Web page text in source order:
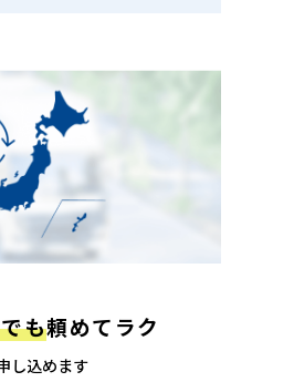
も頼めてラク
し込めます